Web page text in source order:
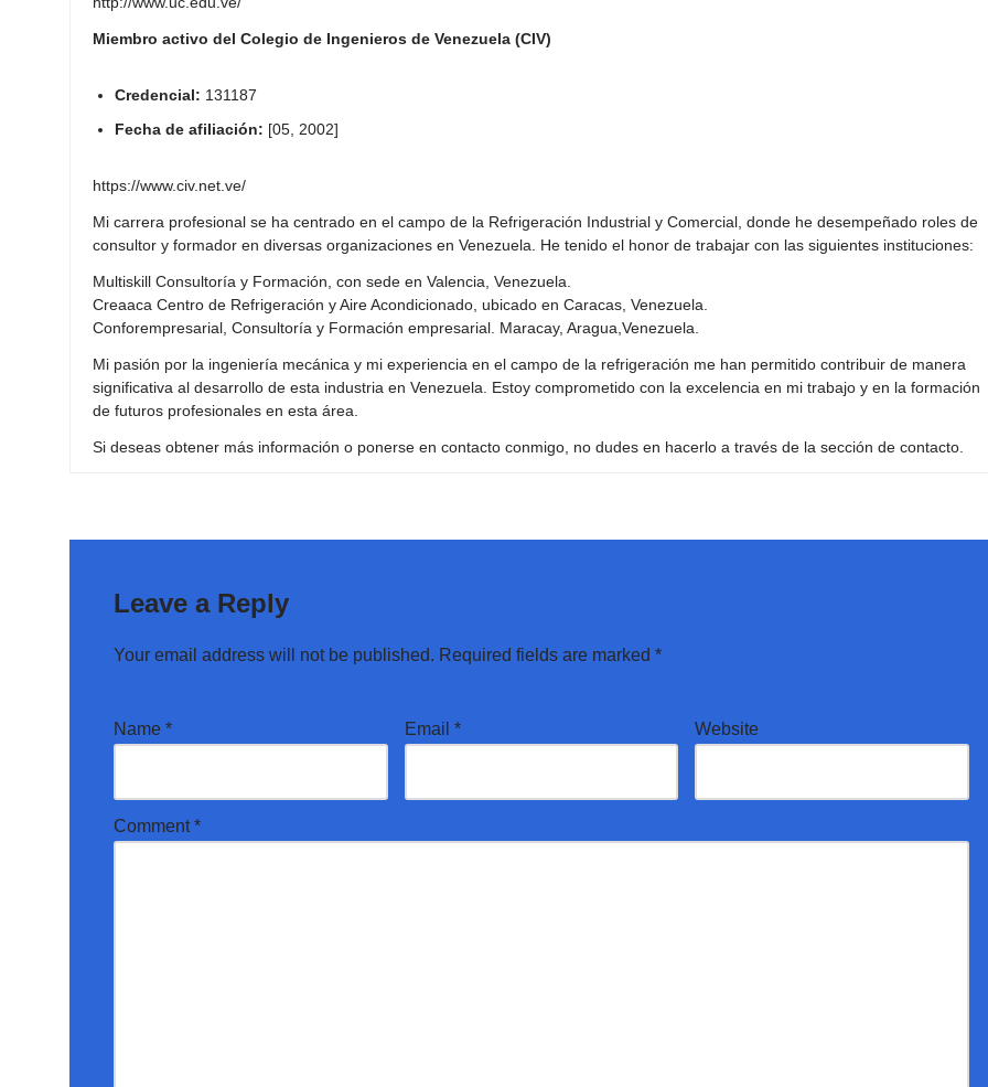
Miembro activo del Colegio de Ingenieros de Venezuela (CIV)
Credencial: 131187
Fecha de afiliación: [05, 2002]
https://www.civ.net.ve/
Mi carrera profesional se ha centrado en el campo de la Refrigeración Industrial y Comercial, donde he desempeñado roles de
consultor y formador en diversas organizaciones en Venezuela. He tenido el honor de trabajar con las siguientes instituciones:
Multiskill Consultoría y Formación, con sede en Valencia, Venezuela.
Creaaca Centro de Refrigeración y Aire Acondicionado, ubicado en Caracas, Venezuela.
Conforempresarial, Consultoría y Formación empresarial. Maracay, Aragua,Venezuela.
Mi pasión por la ingeniería mecánica y mi experiencia en el campo de la refrigeración me han permitido contribuir de manera
significativa al desarrollo de esta industria en Venezuela. Estoy comprometido con la excelencia en mi trabajo y en la formación
de futuros profesionales en esta área.
Si deseas obtener más información o ponerse en contacto conmigo, no dudes en hacerlo a través de la sección de contacto.
Leave a Reply
Your email address will not be published. Required fields are marked *
Name * Email * Website
Comment*